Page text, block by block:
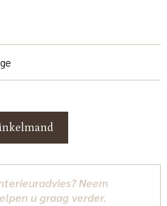
Neem
u graag verder.